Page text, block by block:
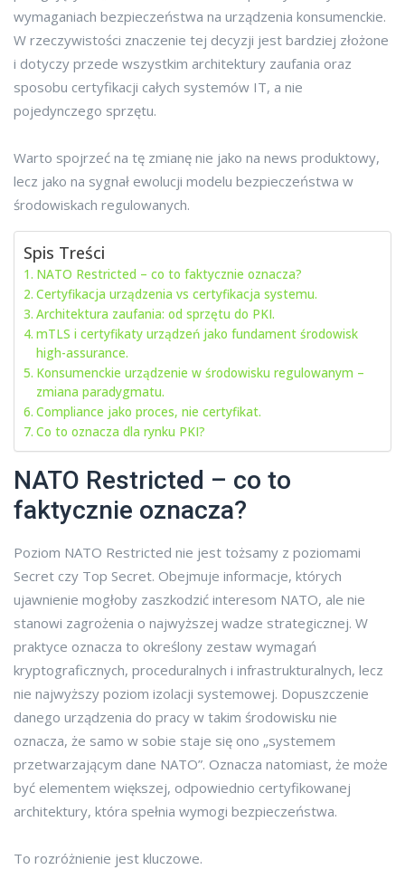
wymaganiach bezpieczeństwa na urządzenia konsumenckie.
W rzeczywistości znaczenie tej decyzji jest bardziej złożone
i dotyczy przede wszystkim architektury zaufania oraz
sposobu certyfikacji całych systemów IT, a nie
pojedynczego sprzętu.
Warto spojrzeć na tę zmianę nie jako na news produktowy,
lecz jako na sygnał ewolucji modelu bezpieczeństwa w
środowiskach regulowanych.
Spis Treści
NATO Restricted – co to faktycznie oznacza?
Certyfikacja urządzenia vs certyfikacja systemu.
Architektura zaufania: od sprzętu do PKI.
mTLS i certyfikaty urządzeń jako fundament środowisk
high-assurance.
Konsumenckie urządzenie w środowisku regulowanym –
zmiana paradygmatu.
Compliance jako proces, nie certyfikat.
Co to oznacza dla rynku PKI?
NATO Restricted – co to
faktycznie oznacza?
Poziom NATO Restricted nie jest tożsamy z poziomami
Secret czy Top Secret. Obejmuje informacje, których
ujawnienie mogłoby zaszkodzić interesom NATO, ale nie
stanowi zagrożenia o najwyższej wadze strategicznej. W
praktyce oznacza to określony zestaw wymagań
kryptograficznych, proceduralnych i infrastrukturalnych, lecz
nie najwyższy poziom izolacji systemowej. Dopuszczenie
danego urządzenia do pracy w takim środowisku nie
oznacza, że samo w sobie staje się ono „systemem
przetwarzającym dane NATO”. Oznacza natomiast, że może
być elementem większej, odpowiednio certyfikowanej
architektury, która spełnia wymogi bezpieczeństwa.
To rozróżnienie jest kluczowe.